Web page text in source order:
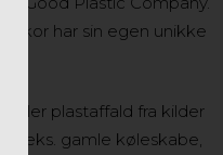
har sin egen unikke
plastaffald fra kilder
f.eks. gamle køleskabe,